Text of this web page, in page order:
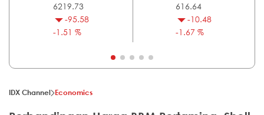
6219.73
-95.58
-1.51 %
616.64
-10.48
-1.67 %
IDX Channel Economics